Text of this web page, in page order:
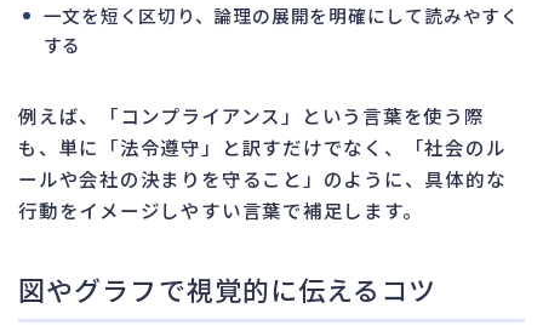
一文を短く区切り、論理の展開を明確にして読みやすく
する
例えば、「コンプライアンス」という言葉を使う際
も、単に「法令遵守」と訳すだけでなく、「社会のル
ールや会社の決まりを守ること」のように、具体的な
行動をイメージしやすい言葉で補足します。
図やグラフで視覚的に伝えるコツ